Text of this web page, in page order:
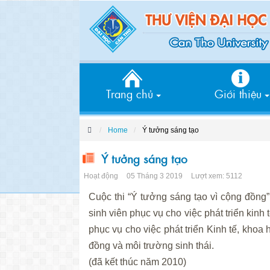
Trang chủ Giới thiệu
Home Ý tưởng sáng tạo
Ý tưởng sáng tạo
Hoạt động 05 Tháng 3 2019 Lượt xem: 5112
Cuộc thi “Ý tưởng sáng tạo vì cộng
sinh viên phục vụ cho việc phát triển
phục vụ cho việc phát triển Kinh tế, khoa
đồng và môi trường sinh thái.
(đã kết thúc năm 2010)